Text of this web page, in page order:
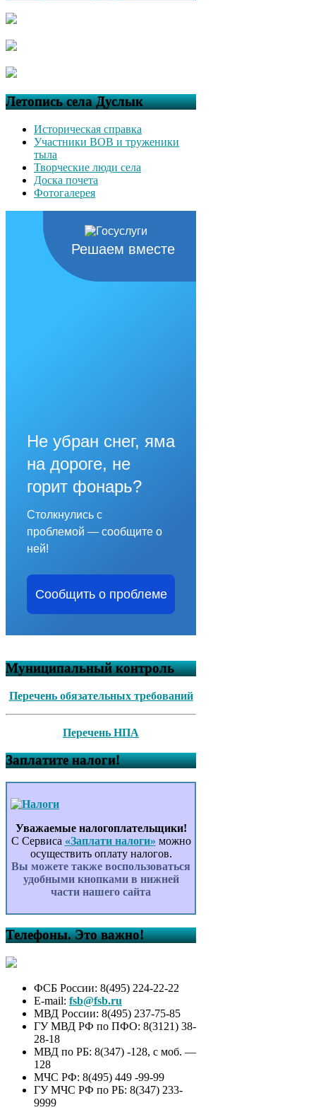
Летопись села Дуслык
Историческая справка
Участники ВОВ и труженики
тыла
Творческие люди села
Доска почета
Фотогалерея
Решаем вместе
Не убран снег, яма
на дороге, не
горит фонарь?
Столкнулись с
проблемой — сообщите о
ней!
Сообщить о проблеме
Муниципальный контроль
Перечень обязательных требований
Перечень НПА
Заплатите налоги!
Уважаемые налогоплательщики!
С Сервиса «Заплати налоги» можно
осуществить оплату налогов.
Вы можете также воспользоваться
удобными кнопками в нижней
части нашего сайта
Телефоны. Это важно!
ФСБ России: 8(495) 224-22-22
E-mail: fsb@fsb.ru
МВД России: 8(495) 237-75-85
ГУ МВД РФ по ПФО: 8(3121) 38-
28-18
МВД по РБ: 8(347) -128, с моб. —
128
МЧС РФ: 8(495) 449 -99-99
ГУ МЧС РФ по РБ: 8(347) 233-
9999